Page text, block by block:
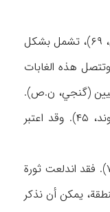
وإلی الشمال الغربي من هذه المنطقة و لکون المناخ ملائماً ولوجود تربة خصبة و کمیات کافیة من میاه الأمطار، تشاهَد غابات متناثرة فیها (گنجي، ۶۹)، تشمل بشکل
وتتصل هذه الغابات
(گنجي، ن.ص).
ویتکون الغطاء النباتي لهذه المراعي بشکل أکبر من البرسیم البري والأونویروخیس و اللاثوریس والقنطوریون و الکعّوب والقرطم البري (شاهسوند، ۴۵). وقد اعتبر
وعلی مدی التاریخ و نظراً لوجود مناطق حصینة ومنیعة، کانت أرسباران تتمتع بأهمیة فائقة علی الدوام (إسکندربیک، ۱/ ۳۰۷؛ أیضاً ظ: واله، ۷۱۳). فقد اندلعت ثورة
الأثریة الباقیة في هذه المنطقة، یمکن أن نذکر